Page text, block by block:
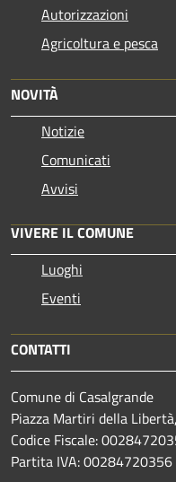
Autorizzazioni
Agricoltura e pesca
NOVITÀ
Notizie
Comunicati
Avvisi
VIVERE IL COMUNE
Luoghi
Eventi
CONTATTI
Comune di Casalgrande
Piazza Martiri della
Codice Fiscale:
Partita IVA: 00284720356